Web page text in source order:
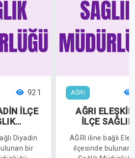
921
İLÇE
Diyadin
bir
AĞRI
AĞRI
İLÇE SAĞLIK
AĞRI iline bağlı
ilçesinde bulunan